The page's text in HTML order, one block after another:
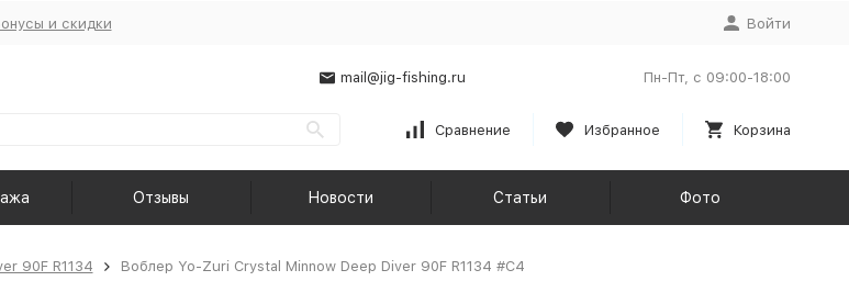
и скидки Войти
mail@jig-fishing.ru Пн-Пт, с 09:00-18:00
Сравнение Избранное Корзина
Отзывы Новости Статьи Фото
90F R1134 Воблер Yo-Zuri Crystal Minnow Deep Diver 90F R1134 #C4